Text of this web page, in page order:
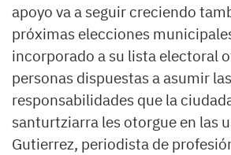
apoyo va a seguir creciendo
próximas elecciones
incorporado a su lista electoral
personas dispuestas a asumir las
responsabilidades que la
santurtziarra les otorgue en las
Gutierrez, periodista de